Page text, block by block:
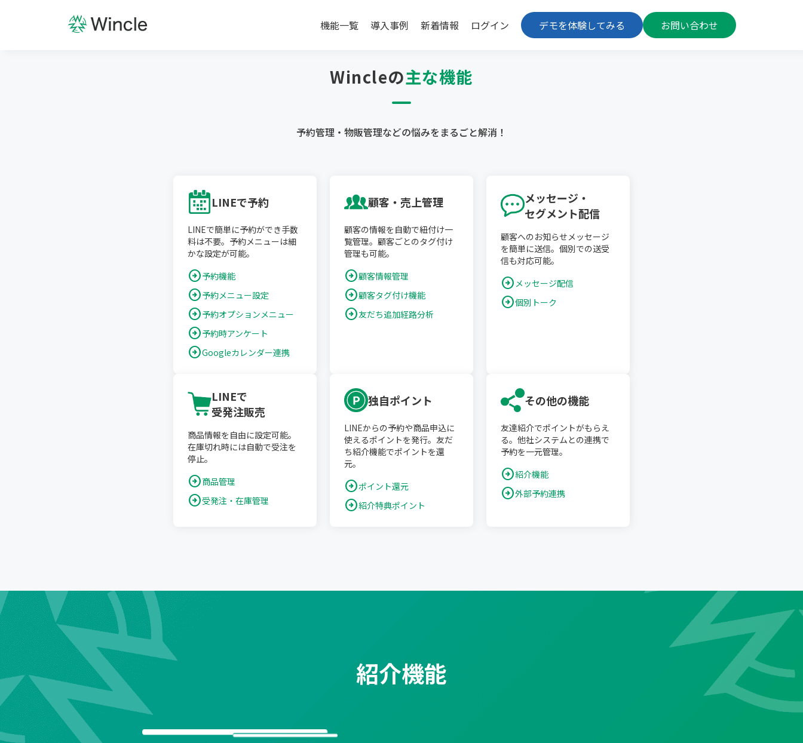
機能一覧 導入事例 新着情報 ログイン デモを体験してみる お問い合わせ
Wincleの主な機能
予約管理・物販管理などの悩みを まるごと解消！
LINEで予約
LINEで簡単に予約ができ手数
料は不要。予約メニューは細
かな設定が可能。
arrow_circle_right予約機能
arrow_circle_right予約メニュー設定
arrow_circle_right予約オプションメニュー
arrow_circle_right予約時アンケート
arrow_circle_rightGoogleカレンダー連携
顧客・売上管理
顧客の情報を自動で紐付け一
覧管理。顧客ごとのタグ付け
管理も可能。
arrow_circle_right顧客情報管理
arrow_circle_right顧客タグ付け機能
arrow_circle_right友だち追加経路分析
メッセージ・
セグメント配信
顧客へのお知らせメッセージ
を簡単に送信。個別での送受
信も対応可能。
arrow_circle_right メッセージ配信
arrow_circle_right個別トーク
LINEで
受発注販売
商品情報を自由に設定可能。
在庫切れ時には自動で受注を
停止。
arrow_circle_right商品管理
arrow_circle_right受発注・在庫管理
独自ポイント
LINEからの予約や商品申込に
使えるポイントを発行。友だ
ち紹介機能でポイントを還
元。
arrow_circle_rightポイント還元
arrow_circle_right紹介特典ポイント
その他の機能
友達紹介でポイントがもらえ
る。他社システムとの連携で
予約を一元管理。
arrow_circle_right紹介機能
arrow_circle_right外部予約連携
紹介機能